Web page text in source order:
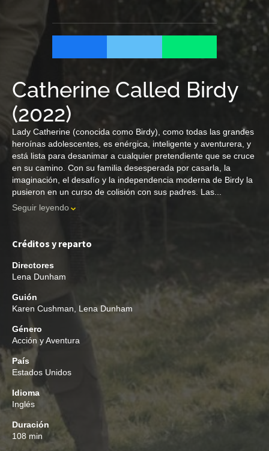
Catherine Called Birdy
(2022)
Lady Catherine (conocida como Birdy), como todas las grandes
heroínas adolescentes, es enérgica, inteligente y aventurera, y
está lista para desanimar a cualquier pretendiente que se cruce
en su camino. Con su familia desesperada por casarla, la
imaginación, el desafío y la independencia moderna de Birdy la
pusieron en un curso de colisión con sus padres. Las...
Seguir leyendo
Créditos y reparto
Directores
Lena Dunham
Guión
Karen Cushman
Lena Dunham
Género
Acción y Aventura
País
Estados Unidos
Idioma
Inglés
Duración
108 min